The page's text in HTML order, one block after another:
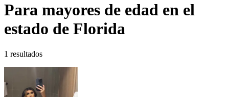
Para mayores de edad en el
estado de Florida
1 resultados